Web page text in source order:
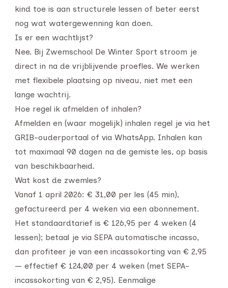
kind toe is aan structurele lessen of beter eerst
nog wat watergewenning kan doen.
Is er een wachtlijst?
Nee. Bij Zwemschool De Winter Sport stroom je
direct in na de vrijblijvende proefles. We werken
met flexibele plaatsing op niveau, niet met een
lange wachtrij.
Hoe regel ik afmelden of inhalen?
Afmelden en (waar mogelijk) inhalen regel je via het
GRIB-ouderportaal of via WhatsApp. Inhalen kan
tot maximaal 90 dagen na de gemiste les, op basis
van beschikbaarheid.
Wat kost de zwemles?
Vanaf 1 april 2026: € 31,00 per les (45 min),
gefactureerd per 4 weken via een abonnement.
Het standaardtarief is € 126,95 per 4 weken (4
lessen); betaal je via SEPA automatische incasso,
dan profiteer je van een incassokorting van € 2,95
— effectief € 124,00 per 4 weken (met SEPA-
incassokorting van € 2,95). Eenmalige